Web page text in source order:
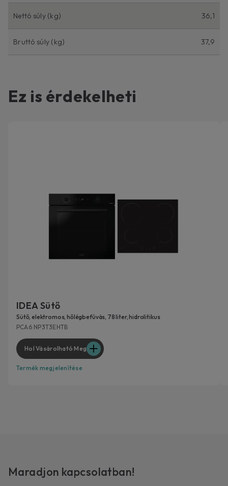
Nettó súly (kg) 36,1
Bruttó súly (kg) 37,9
Ez is érdekelheti
IDEA Sütő
Sütő, elektromos, hőlégbefúvás, 78 liter, hidrolitikus
PCA6 NP3T3EHTB
Hol Vásárolható Meg
Termék megjelenítése
Maradjon kapcsolatban!